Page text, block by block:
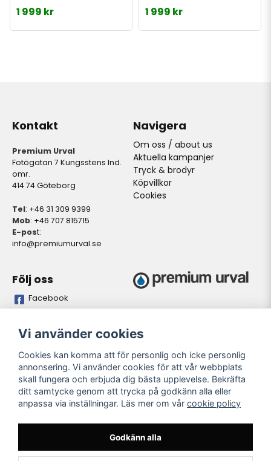
1 999 kr 1 999 kr
Kontakt
Premium Urval
Fotögatan 7 Kungsstens Ind.
omr.
414 74 Göteborg
Tel: +46 31 309 9399
Mob: +46 707 815715
E-post:
info@premiumurval.se
Navigera
Om oss / about us
Aktuella kampanjer
Tryck & brodyr
Köpvillkor
Cookies
Följ oss
Facebook
Bankgiro
5837-9371 528641-4
Öppettider butik
Oregelbundet. Önskas
personligt besök. Meddela
önskad tidpunkt så vi kan
garantera personal på plats i
Vi använder cookies
Cookies kan komma att för personlig och icke personlig
annonsering. Vi använder cookies för att vår webbplats
skall fungera och erbjuda dig bästa upplevelse. Bekräfta
ditt samtycke genom att trycka på godkänn alla eller
anpassa via inställningar. Läs mer om vår cookie policy
Godkänn alla